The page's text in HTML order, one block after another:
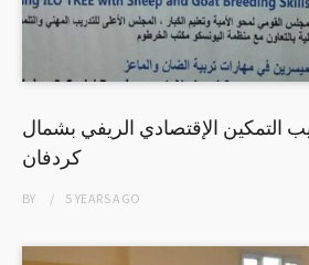
التمكين الإقتصادي الريفي بشمال
كردفان
BY 5 YEARSAGO